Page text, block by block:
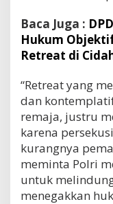
Baca Juga :
Hukum
Retreat di
“Retreat yang
dan
remaja, justru
karena
kurangnya
meminta Polri
untuk
menegakkan